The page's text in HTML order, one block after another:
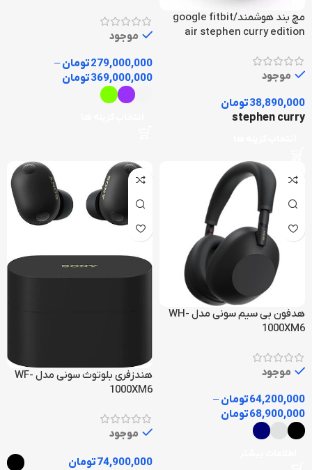
مچ بند هوشمند/google fitbit
air stephen curry edition
موجود
38,890,000تومان
stephen curry
موجود
279,000,000تومان–
369,000,000تومان
هدفون بی سیم سونی مدل WH-
1000XM6
موجود
64,200,000تومان–
68,900,000تومان
هندزفری بلوتوث سونی مدل WF-
1000XM6
موجود
74,900,000تومان